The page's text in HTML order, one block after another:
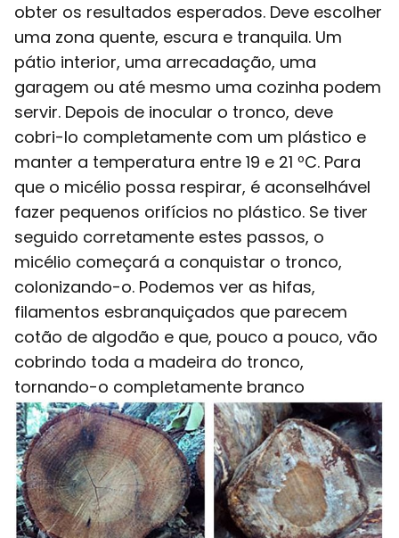
obter os resultados esperados. Deve escolher
uma zona quente, escura e tranquila. Um
pátio interior, uma arrecadação, uma
garagem ou até mesmo uma cozinha podem
servir. Depois de inocular o tronco, deve
cobri-lo completamente com um plástico e
manter a temperatura entre 19 e 21 ºC. Para
que o micélio possa respirar, é aconselhável
fazer pequenos orifícios no plástico. Se tiver
seguido corretamente estes passos, o
micélio começará a conquistar o tronco,
colonizando-o. Podemos ver as hifas,
filamentos esbranquiçados que parecem
cotão de algodão e que, pouco a pouco, vão
cobrindo toda a madeira do tronco,
tornando-o completamente branco